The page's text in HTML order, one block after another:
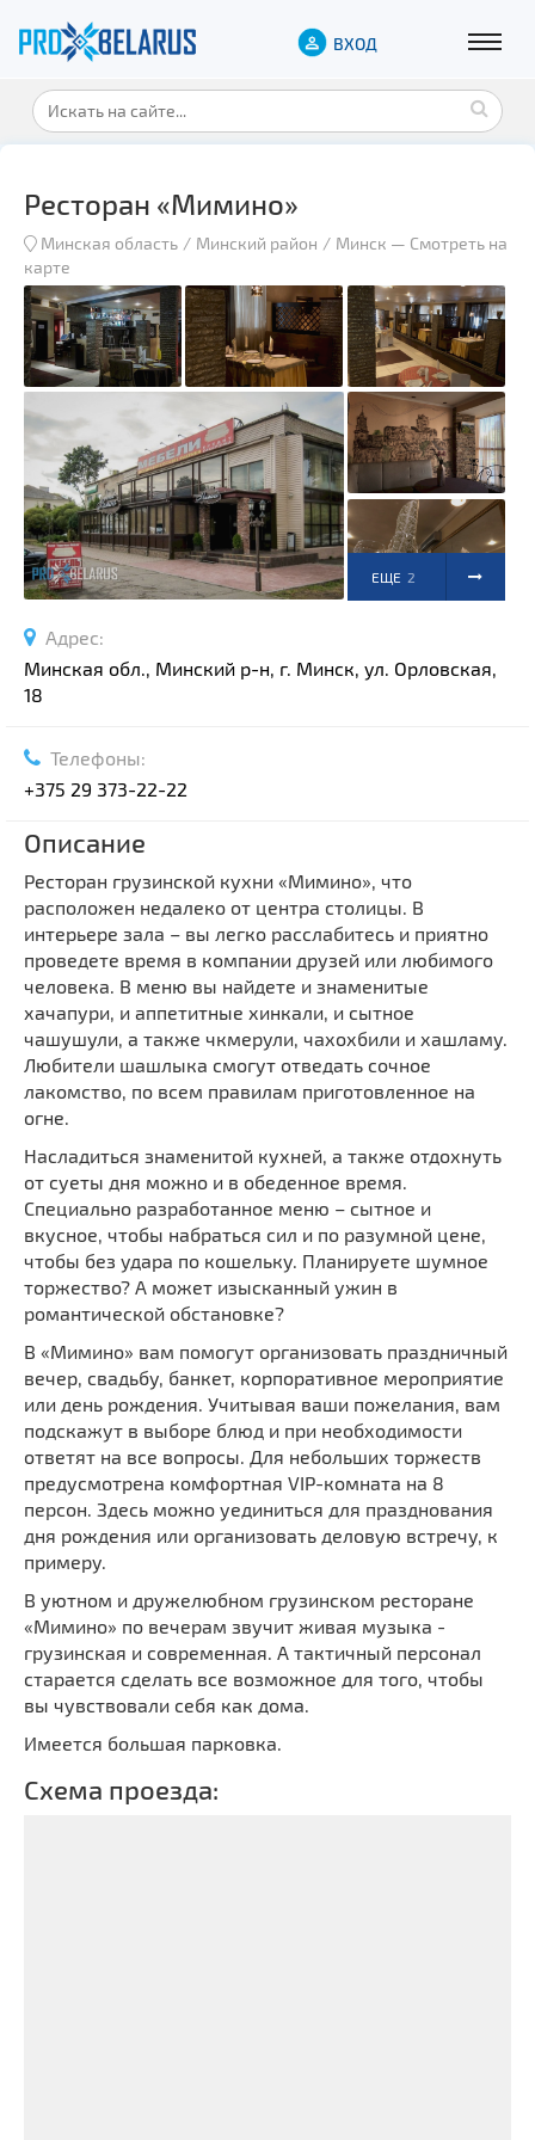
ВХОД
Ресторан «Мимино»
Минская область Минский район Минск — Смотреть на
карте
ЕЩЕ 2
Адрес:
Минская обл., Минский р-н, г. Минск, ул. Орловская,
18
Телефоны:
+375 29 373-22-22
Описание
Ресторан грузинской кухни «Мимино», что
расположен недалеко от центра столицы. В
интерьере зала – вы легко расслабитесь и приятно
проведете время в компании друзей или любимого
человека. В меню вы найдете и знаменитые
хачапури, и аппетитные хинкали, и сытное
чашушули, а также чкмерули, чахохбили и хашламу.
Любители шашлыка смогут отведать сочное
лакомство, по всем правилам приготовленное на
огне.
Насладиться знаменитой кухней, а также отдохнуть
от суеты дня можно и в обеденное время.
Специально разработанное меню – сытное и
вкусное, чтобы набраться сил и по разумной цене,
чтобы без удара по кошельку. Планируете шумное
торжество? А может изысканный ужин в
романтической обстановке?
В «Мимино» вам помогут организовать праздничный
вечер, свадьбу, банкет, корпоративное мероприятие
или день рождения. Учитывая ваши пожелания, вам
подскажут в выборе блюд и при необходимости
ответят на все вопросы. Для небольших торжеств
предусмотрена комфортная VIP-комната на 8
персон. Здесь можно уединиться для празднования
дня рождения или организовать деловую встречу, к
примеру.
В уютном и дружелюбном грузинском ресторане
«Мимино» по вечерам звучит живая музыка -
грузинская и современная. А тактичный персонал
старается сделать все возможное для того, чтобы
вы чувствовали себя как дома.
Имеется большая парковка.
Схема проезда: